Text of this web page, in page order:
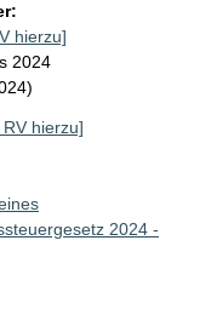
hierzu]
2024
RV hierzu]
2024 -